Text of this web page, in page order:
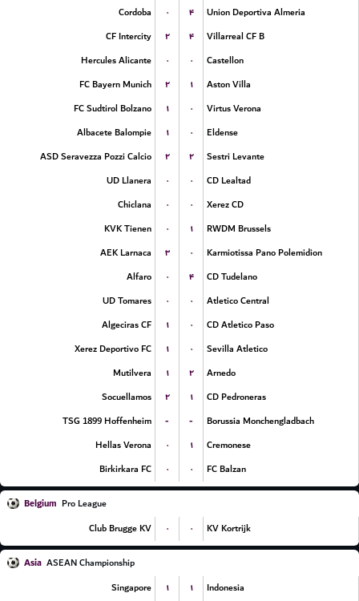
Cordoba
۰ ۴
Union Deportiva Almeria
CF Intercity
۲ ۴
Villarreal CF B
Hercules Alicante
۰ ۰
Castellon
FC Bayern Munich
۲ ۱
Aston Villa
FC Sudtirol Bolzano
۱ ۰
Virtus Verona
Albacete Balompie
۱ ۰
Eldense
ASD Seravezza Pozzi Calcio
۲ ۲
Sestri Levante
UD Llanera
۰ ۰
CD Lealtad
Chiclana
۰ ۰
Xerez CD
KVK Tienen
۰ ۱
RWDM Brussels
AEK Larnaca
۳ ۰
Karmiotissa Pano Polemidion
Alfaro
۰ ۴
CD Tudelano
UD Tomares
۰ ۰
Atletico Central
Algeciras CF
۱ ۰
CD Atletico Paso
Xerez Deportivo FC
۱ ۰
Sevilla Atletico
Mutilvera
۱ ۲
Arnedo
Socuellamos
۲ ۱
CD Pedroneras
TSG 1899 Hoffenheim
- -
Borussia Monchengladbach
Hellas Verona
۰ ۱
Cremonese
Birkirkara FC
۰ ۰ FC Balzan
Belgium Pro League
Club Brugge KV
۰ ۰ KV Kortrijk
Asia ASEAN Championship
Singapore
۱ ۱
Indonesia